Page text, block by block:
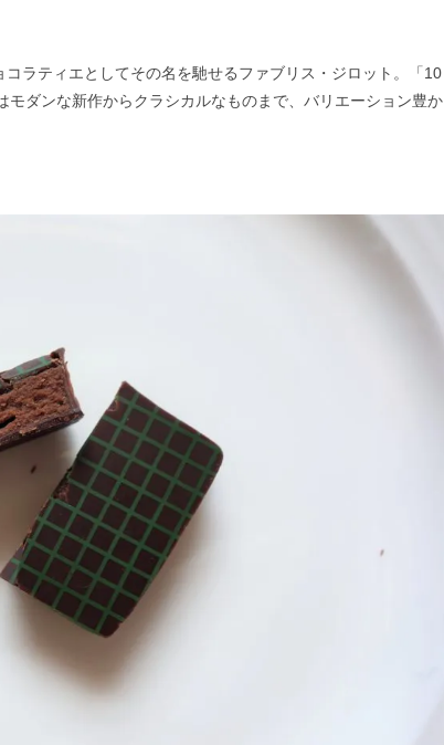
ラティエとしてその名を馳せるファブリス・ジロット。「10
ダンな新作からクラシカルなものまで、バリエーション豊か